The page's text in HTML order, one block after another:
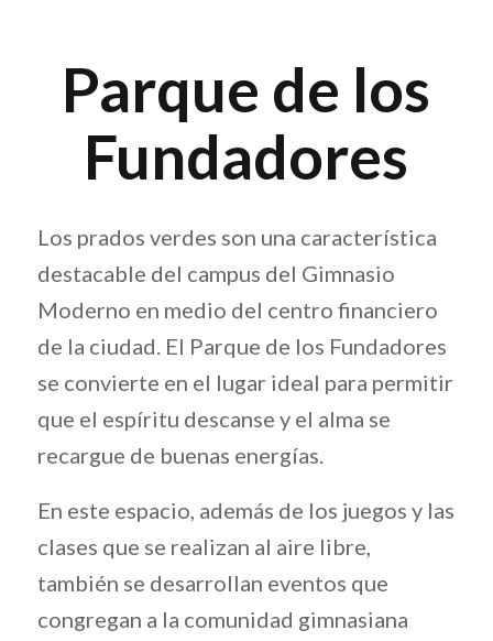
Parque de los
Fundadores
Los prados verdes son una característica
destacable del campus del Gimnasio
Moderno en medio del centro financiero
de la ciudad. El Parque de los Fundadores
se convierte en el lugar ideal para permitir
que el espíritu descanse y el alma se
recargue de buenas energías.
En este espacio, además de los juegos y las
clases que se realizan al aire libre,
también se desarrollan eventos que
congregan a la comunidad gimnasiana